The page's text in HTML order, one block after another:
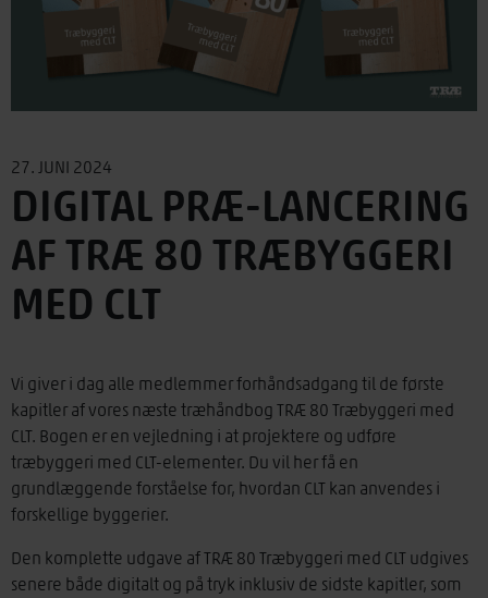
27. JUNI 2024
DIGITAL PRÆ-LANCERING
AF TRÆ 80 TRÆBYGGERI
MED CLT
Vi giver i dag alle medlemmer forhåndsadgang til de første
kapitler af vores næste træhåndbog TRÆ 80 Træbyggeri med
CLT. Bogen er en vejledning i at projektere og udføre
træbyggeri med CLT-elementer. Du vil her få en
grundlæggende forståelse for, hvordan CLT kan anvendes i
forskellige byggerier.
Den komplette udgave af TRÆ 80 Træbyggeri med CLT udgives
senere både digitalt og på tryk inklusiv de sidste kapitler, som